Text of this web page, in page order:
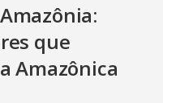
que
Amazônica